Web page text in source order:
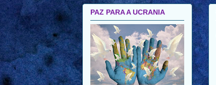
PAZ PARA A UCRANIA